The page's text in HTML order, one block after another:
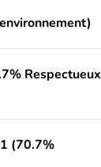
Respectueux
(70.7%